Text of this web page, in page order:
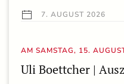
7. AUGUST 2026
AM SAMSTAG, 15.
Uli Boettcher |